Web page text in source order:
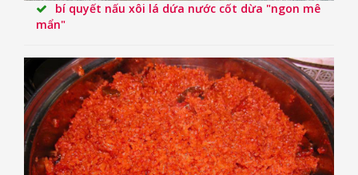
bí quyết nấu xôi lá dứa nước cốt dừa "ngon mê
mẩn"